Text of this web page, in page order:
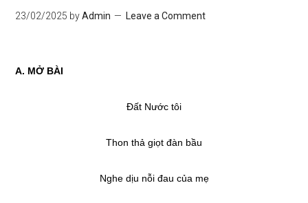
23/02/2025 byAdmin Leave a Comment
A. MỞ BÀI
Đất Nước tôi
Thon thả giọt đàn bầu
Nghe dịu nỗi đau của mẹ